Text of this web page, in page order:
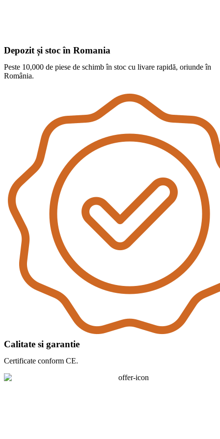
Depozit și stoc în Romania
Peste 10,000 de piese de schimb în stoc cu livare rapidă, oriunde în
România.
Calitate si garantie
Certificate conform CE.